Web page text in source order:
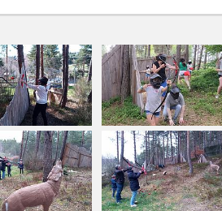
sens et se reconnecter à soi."
pas comme les autres, une mini
ateliers sensoriels.
15€ /enfant)